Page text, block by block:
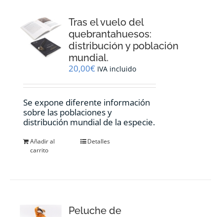
Tras el vuelo del
quebrantahuesos:
distribución y población
mundial.
20,00€ IVA incluido
Se expone diferente información
sobre las poblaciones y
distribución mundial de la especie.
Añadir al
carrito
Detalles
Peluche de